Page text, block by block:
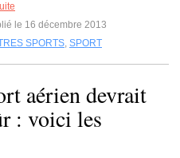
le 16 décembre 2013
SPORTS, SPORT
aérien devrait
: voici les